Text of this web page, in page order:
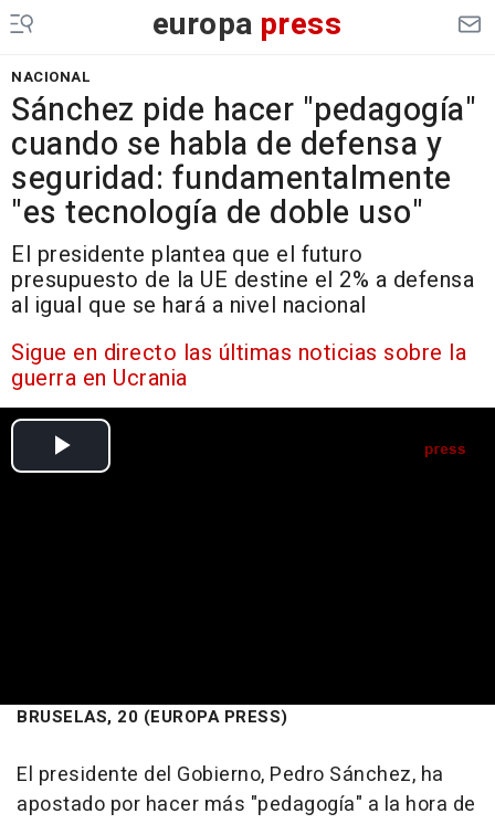
europa press
NACIONAL
Sánchez pide hacer "pedagogía"
cuando se habla de defensa y
seguridad: fundamentalmente
"es tecnología de doble uso"
El presidente plantea que el futuro
presupuesto de la UE destine el 2% a defensa
al igual que se hará a nivel nacional
Sigue en directo las últimas noticias sobre la
guerra en Ucrania
BRUSELAS, 20 (EUROPA PRESS)
El presidente del Gobierno, Pedro Sánchez, ha
apostado por hacer más "pedagogía" a la hora de